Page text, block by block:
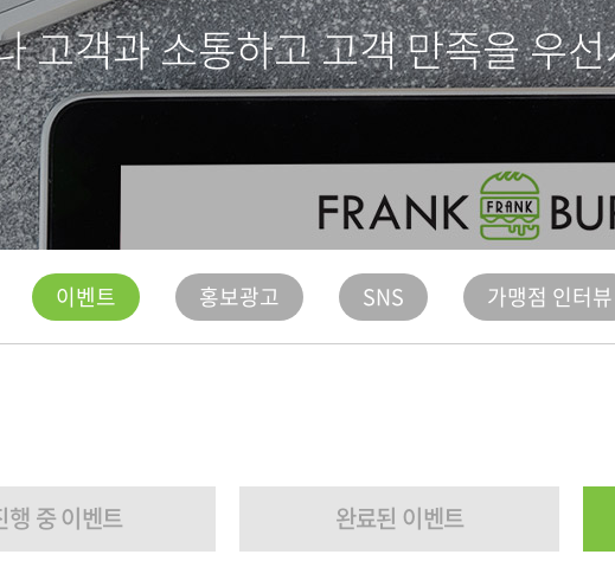
고객과 소통하고 고객 만족을 우
이벤트 홍보광고 SNS 가맹점 인터뷰
행 중 이벤트 완료된 이벤트